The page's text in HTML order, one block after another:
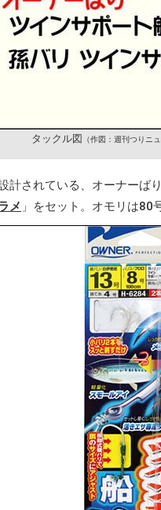
タックル図 （作図：週刊つりニ
計されている、オーナーば
メ 」をセット。オモリは80